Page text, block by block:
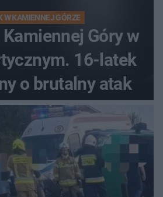
W KAMIENNEJ GÓRZE
Góry w
16-latek
o brutalny atak